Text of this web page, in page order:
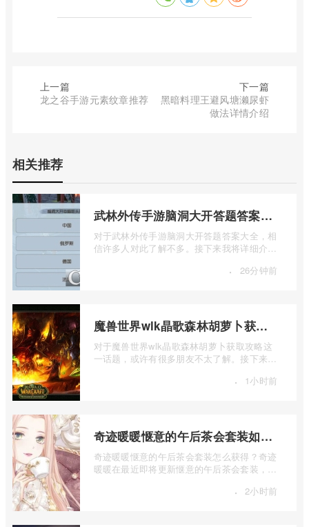
上一篇
龙之谷手游元素纹章推荐
下一篇
黑暗料理王避风塘濑尿虾
做法详情介绍
相关推荐
武林外传手游脑洞大开答题答案大全
对于武林外传手游脑洞大开答题答案大全，相
信许多人对此了解不多。接下来我将详细介绍
· 26分钟前
魔兽世界wlk晶歌森林胡萝卜获取攻略
对于魔兽世界wlk晶歌森林胡萝卜获取攻略这
一话题，或许有很多朋友不太了解。接下来让
· 1小时前
奇迹暖暖惬意的午后茶会套装如何获得
奇迹暖暖惬意的午后茶会套装怎么获得？奇迹
暖暖在最近即将更新惬意的午后茶会套装，那
· 2小时前